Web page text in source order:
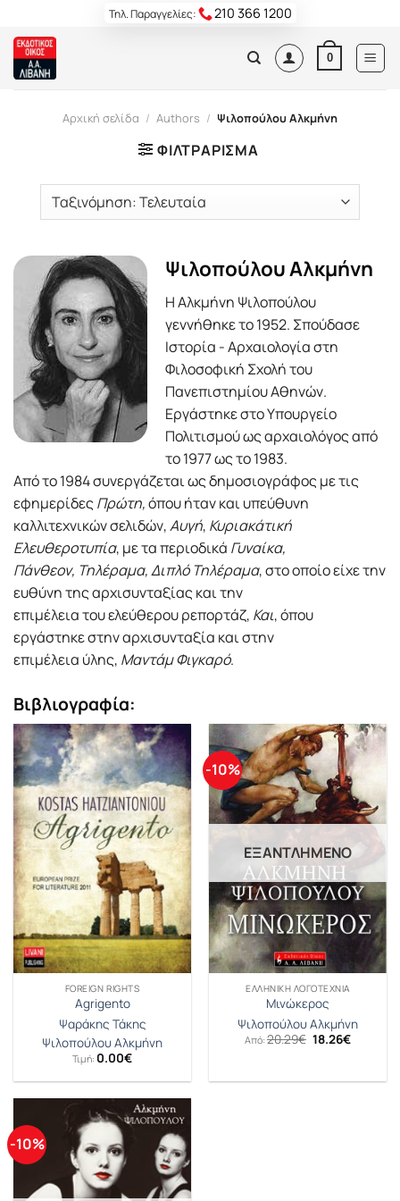
content
Τηλ. Παραγγελίες: 210 366 1200
0
Αρχική σελίδα / Authors / Ψιλοπούλου Αλκμήνη
ΦΙΛΤΡΆΡΙΣΜΑ
Ψιλοπούλου Αλκμήνη
Η Αλκμήνη Ψιλοπούλου
γεννήθηκε το 1952. Σπούδασε
Ιστορία - Αρχαιολογία στη
Φιλοσοφική Σχολή του
Πανεπιστημίου Αθηνών.
Εργάστηκε στο Υπουργείο
Πολιτισμού ως αρχαιολόγος από
το 1977 ως το 1983.
Από το 1984 συνεργάζεται ως δημοσιογράφος με τις
εφημερίδεςΠρώτη,όπου ήταν και υπεύθυνη
καλλιτεχνικών σελιδών,Αυγή, Κυριακάτική
Ελευθεροτυπία, με τα περιοδικά Γυναίκα,
Πάνθεον, Τηλέραμα, Διπλό Τηλέραμα, στο οποίο είχε την
ευθύνη της αρχισυνταξίας και την
επιμέλεια του ελεύθερου ρεπορτάζ, Και, όπου
εργάστηκε στην αρχισυνταξία και στην
επιμέλεια ύλης, Μαντάμ Φιγκαρό.
Βιβλιογραφία:
FOREIGN RIGHTS
Agrigento
Ψαράκης Τάκης
Ψιλοπούλου Αλκμήνη
Τιμή: 0.00€
-10%
ΕΞΑΝΤΛΗΜΈΝΟ
ΕΛΛΗΝΙΚΉ ΛΟΓΟΤΕΧΝΊΑ
Μινώκερος
Ψιλοπούλου Αλκμήνη
Από: 20.29€ Original
price
18.26€Η
18.26€.
-10%